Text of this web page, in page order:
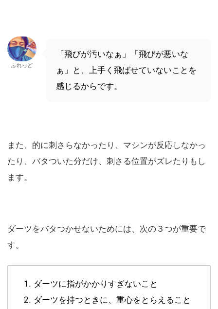
ふれっど
「飛びが汚いなぁ」「飛びが悪いな
ぁ」と、上手く飛ばせていないことを
感じるからです。
また、的に刺さらなかったり、マシンが反応しなかっ
たり、バタついた分だけ、刺さる位置がズレたりもし
ます。
ダーツをバタつかせないためには、次の３つが重要で
す。
ダーツに指がかかりすぎないこと
ダーツを持つときに、重心をとらえること